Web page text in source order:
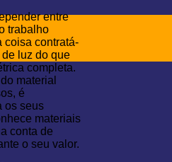
entre
trabalho
coisa contratá-
de luz do que
completa.
material
é
os seus
materiais
conta de
o seu valor.